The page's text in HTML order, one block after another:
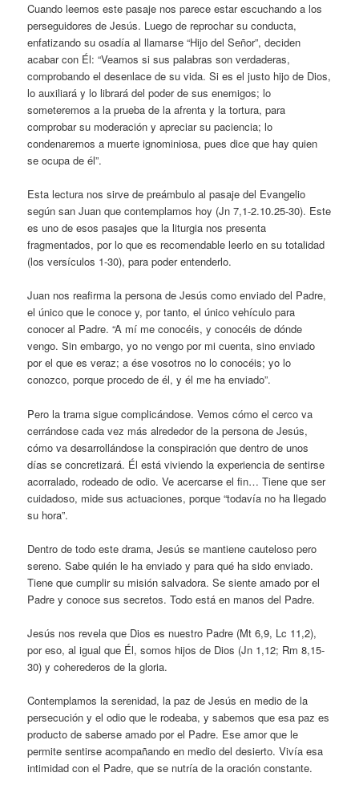
Cuando leemos este pasaje nos parece estar escuchando a los
perseguidores de Jesús. Luego de reprochar su conducta,
enfatizando su osadía al llamarse “Hijo del Señor”, deciden
acabar con Él: “Veamos si sus palabras son verdaderas,
comprobando el desenlace de su vida. Si es el justo hijo de Dios,
lo auxiliará y lo librará del poder de sus enemigos; lo
someteremos a la prueba de la afrenta y la tortura, para
comprobar su moderación y apreciar su paciencia; lo
condenaremos a muerte ignominiosa, pues dice que hay quien
se ocupa de él”.
Esta lectura nos sirve de preámbulo al pasaje del Evangelio
según san Juan que contemplamos hoy (Jn 7,1-2.10.25-30). Este
es uno de esos pasajes que la liturgia nos presenta
fragmentados, por lo que es recomendable leerlo en su totalidad
(los versículos 1-30), para poder entenderlo.
Juan nos reafirma la persona de Jesús como enviado del Padre,
el único que le conoce y, por tanto, el único vehículo para
conocer al Padre. “A mí me conocéis, y conocéis de dónde
vengo. Sin embargo, yo no vengo por mi cuenta, sino enviado
por el que es veraz; a ése vosotros no lo conocéis; yo lo
conozco, porque procedo de él, y él me ha enviado”.
Pero la trama sigue complicándose. Vemos cómo el cerco va
cerrándose cada vez más alrededor de la persona de Jesús,
cómo va desarrollándose la conspiración que dentro de unos
días se concretizará. Él está viviendo la experiencia de sentirse
acorralado, rodeado de odio. Ve acercarse el fin… Tiene que ser
cuidadoso, mide sus actuaciones, porque “todavía no ha llegado
su hora”.
Dentro de todo este drama, Jesús se mantiene cauteloso pero
sereno. Sabe quién le ha enviado y para qué ha sido enviado.
Tiene que cumplir su misión salvadora. Se siente amado por el
Padre y conoce sus secretos. Todo está en manos del Padre.
Jesús nos revela que Dios es nuestro Padre (Mt 6,9, Lc 11,2),
por eso, al igual que Él, somos hijos de Dios (Jn 1,12; Rm 8,15-
30) y coherederos de la gloria.
Contemplamos la serenidad, la paz de Jesús en medio de la
persecución y el odio que le rodeaba, y sabemos que esa paz es
producto de saberse amado por el Padre. Ese amor que le
permite sentirse acompañando en medio del desierto. Vivía esa
intimidad con el Padre, que se nutría de la oración constante.